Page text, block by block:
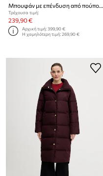
Τρέχουσα τιμή:
239,90 €
Αρχική τιμή:399,90 €
Η χαμηλότερη τιμή:269,90 €